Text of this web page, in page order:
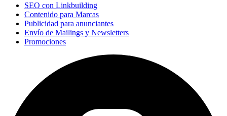
SEO con Linkbuilding
Contenido para Marcas
Publicidad para anunciantes
Envío de Mailings y Newsletters
Promociones